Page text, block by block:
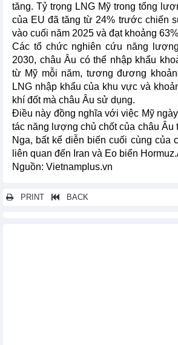
tăng. Tỷ trọng LNG Mỹ trong tổng
của EU đã tăng từ 24% trước chiến
vào cuối năm 2025 và đạt khoảng
Các tổ chức nghiên cứu năng
2030, châu Âu có thể nhập khẩu
từ Mỹ mỗi năm, tương đương
LNG nhập khẩu của khu vực và
khí đốt mà châu Âu sử dụng.
Điều này đồng nghĩa với việc Mỹ
tác năng lượng chủ chốt của châu Âu
Nga, bất kể diễn biến cuối cùng của
liên quan đến Iran và Eo biển
Nguồn: Vietnamplus.vn
PRINT BACK